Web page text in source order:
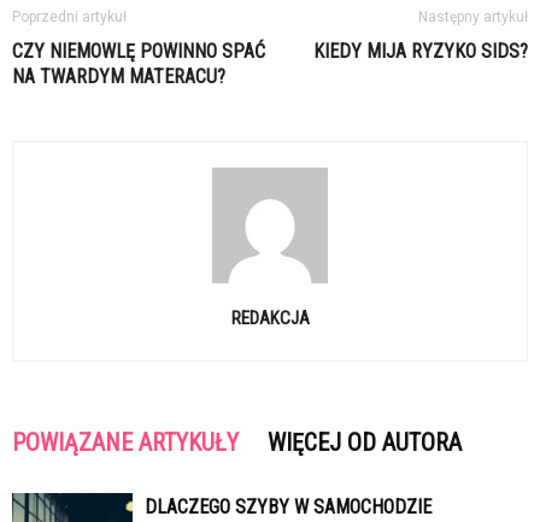
Poprzedni artykuł
CZY NIEMOWLĘ POWINNO SPAĆ
NA TWARDYM MATERACU?
Następny artykuł
KIEDY MIJA RYZYKO SIDS?
REDAKCJA
POWIĄZANE ARTYKUŁY WIĘCEJ OD AUTORA
DLACZEGO SZYBY W SAMOCHODZIE